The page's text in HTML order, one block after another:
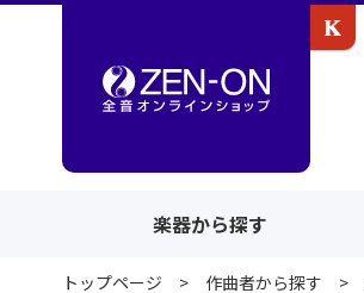
楽器から探す
トップページ 作曲者から探す